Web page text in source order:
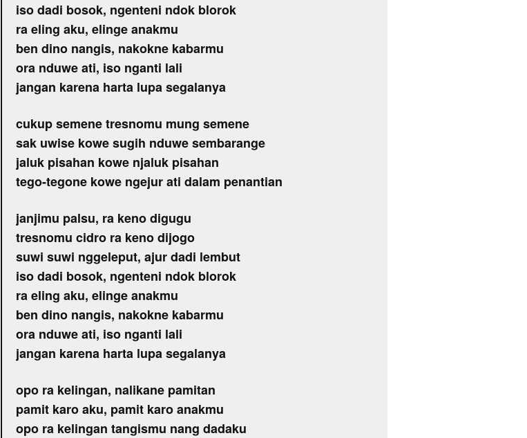
iso dadi bosok, ngenteni ndok blorok
ra eling aku, elinge anakmu
ben dino nangis, nakokne kabarmu
ora nduwe ati, iso nganti lali
jangan karena harta lupa segalanya
cukup semene tresnomu mung semene
sak uwise kowe sugih nduwe sembarange
jaluk pisahan kowe njaluk pisahan
tego-tegone kowe ngejur ati dalam penantian
janjimu palsu, ra keno digugu
tresnomu cidro ra keno dijogo
suwi suwi nggeleput, ajur dadi lembut
iso dadi bosok, ngenteni ndok blorok
ra eling aku, elinge anakmu
ben dino nangis, nakokne kabarmu
ora nduwe ati, iso nganti lali
jangan karena harta lupa segalanya
opo ra kelingan, nalikane pamitan
pamit karo aku, pamit karo anakmu
opo ra kelingan tangismu nang dadaku